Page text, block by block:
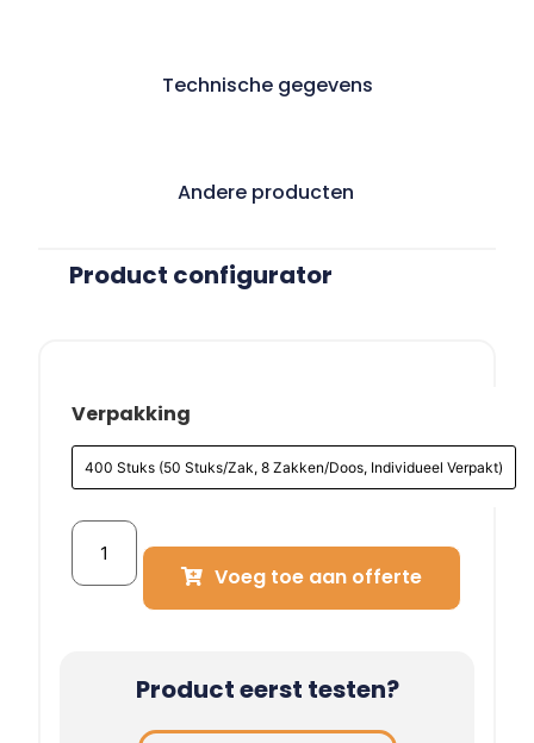
Technische gegevens
Andere producten
Product configurator
Verpakking
400 Stuks (50 Stuks/Zak, 8 Zakken/Doos, Individueel Verpakt)
Voeg toe aan offerte
Product eerst testen?